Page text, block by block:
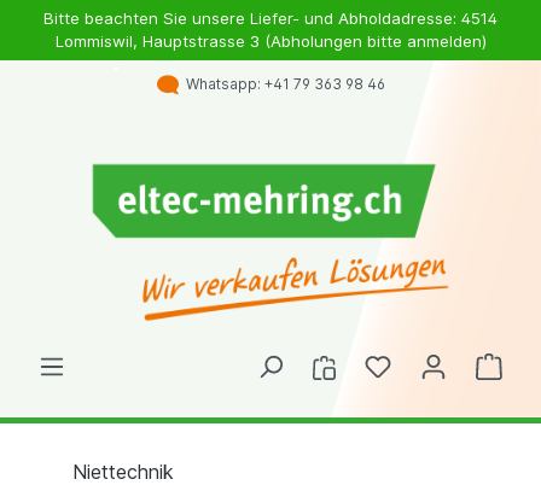
Bitte beachten Sie unsere Liefer- und Abholdadresse: 4514
Lommiswil, Hauptstrasse 3 (Abholungen bitte anmelden)
Whatsapp: +41 79 363 98 46
Niettechnik